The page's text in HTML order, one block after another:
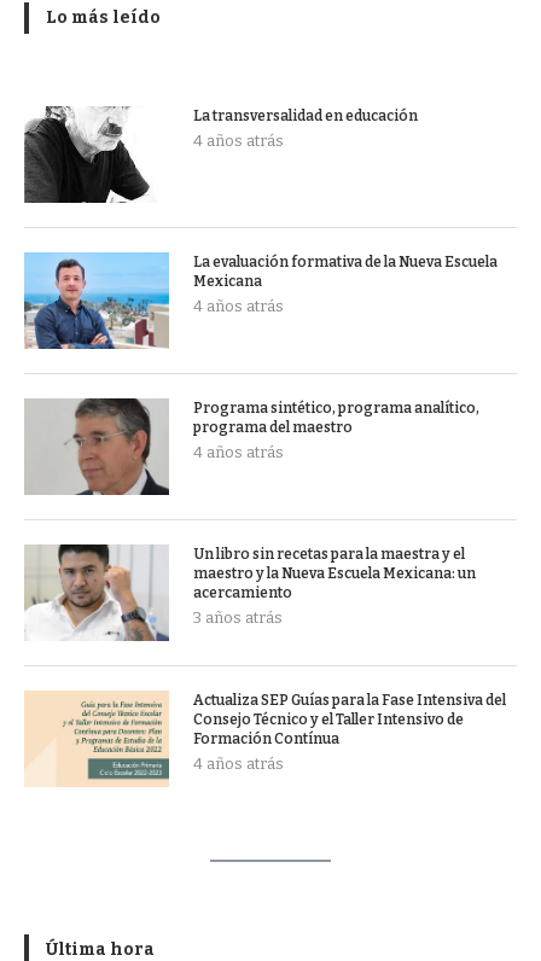
Lo más leído
La transversalidad en educación
4 años atrás
La evaluación formativa de la Nueva Escuela
Mexicana
4 años atrás
Programa sintético, programa analítico,
programa del maestro
4 años atrás
Un libro sin recetas para la maestra y el
maestro y la Nueva Escuela Mexicana: un
acercamiento
3 años atrás
Actualiza SEP Guías para la Fase Intensiva del
Consejo Técnico y el Taller Intensivo de
Formación Contínua
4 años atrás
Última hora